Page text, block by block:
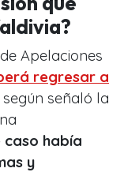
Apelaciones
regresar a
señaló la
caso había
y